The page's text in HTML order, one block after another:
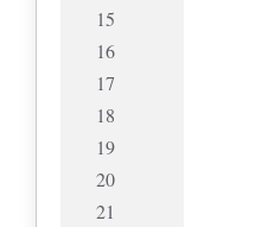
15
16
17
18
19
20
21